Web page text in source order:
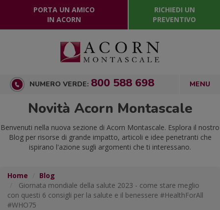
PORTA UN AMICO
IN ACORN
RICHIEDI UN
PREVENTIVO
NUMERO VERDE: 800 588 698
Novità Acorn Montascale
Benvenuti nella nuova sezione di Acorn Montascale. Esplora il nostro
Blog per risorse di grande impatto, articoli e idee penetranti che
ispirano l'azione sugli argomenti che ti interessano.
Home
Blog
Giornata mondiale della salute 2023 - come stare meglio
con questi 6 consigli per la salute e il benessere #HealthForAll
#WHO75